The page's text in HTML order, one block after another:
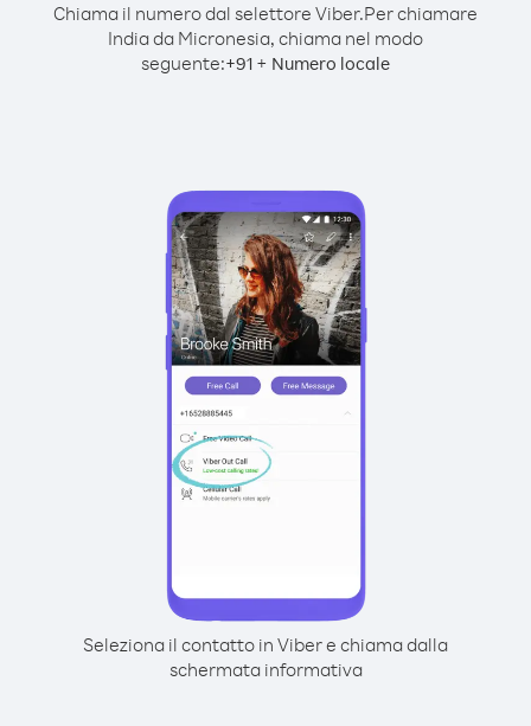
Chiama il numero dal selettore Viber.Per chiamare
India da Micronesia, chiama nel modo
seguente:+91 + Numero locale
Seleziona il contatto in Viber e chiama dalla
schermata informativa